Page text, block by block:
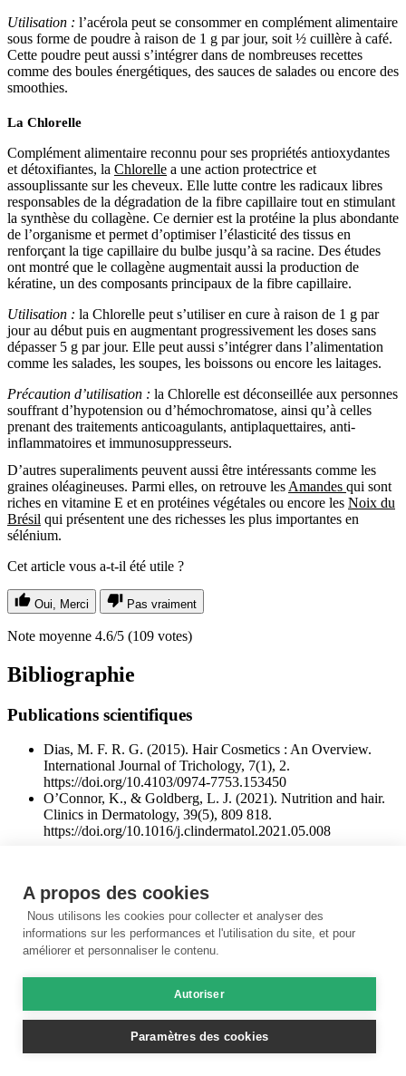
A propos des cookies
Nous utilisons les cookies pour collecter et analyser des
informations sur les performances et l'utilisation du site, et pour
améliorer et personnaliser le contenu.
Autoriser
Paramètres des cookies
Utilisation : l’acérola peut se consommer en complément alimentaire
sous forme de poudre à raison de 1 g par jour, soit ½ cuillère à café.
Cette poudre peut aussi s’intégrer dans de nombreuses recettes
comme des boules énergétiques, des sauces de salades ou encore des
smoothies.
La Chlorelle
Complément alimentaire reconnu pour ses propriétés antioxydantes
et détoxifiantes, la Chlorelle a une action protectrice et
assouplissante sur les cheveux. Elle lutte contre les radicaux libres
responsables de la dégradation de la fibre capillaire tout en stimulant
la synthèse du collagène. Ce dernier est la protéine la plus abondante
de l’organisme et permet d’optimiser l’élasticité des tissus en
renforçant la tige capillaire du bulbe jusqu’à sa racine. Des études
ont montré que le collagène augmentait aussi la production de
kératine, un des composants principaux de la fibre capillaire.
Utilisation : la Chlorelle peut s’utiliser en cure à raison de 1 g par
jour au début puis en augmentant progressivement les doses sans
dépasser 5 g par jour. Elle peut aussi s’intégrer dans l’alimentation
comme les salades, les soupes, les boissons ou encore les laitages.
Précaution d’utilisation : la Chlorelle est déconseillée aux personnes
souffrant d’hypotension ou d’hémochromatose, ainsi qu’à celles
prenant des traitements anticoagulants, antiplaquettaires, anti-
inflammatoires et immunosuppresseurs.
D’autres superaliments peuvent aussi être intéressants comme les
graines oléagineuses. Parmi elles, on retrouve les Amandes qui sont
riches en vitamine E et en protéines végétales ou encore les Noix du
Brésil qui présentent une des richesses les plus importantes en
sélénium.
Cet article vous a-t-il été utile ?
Oui, Merci Pas vraiment
Note moyenne 4.6/5 (109 votes)
Bibliographie
Publications scientifiques
Dias, M. F. R. G. (2015). Hair Cosmetics : An Overview.
International Journal of Trichology, 7(1), 2.
https://doi.org/10.4103/0974-7753.153450
O’Connor, K., & Goldberg, L. J. (2021). Nutrition and hair.
Clinics in Dermatology, 39(5), 809 818.
https://doi.org/10.1016/j.clindermatol.2021.05.008
Huvenne, S. (2017). Cosmétiques solides.
Hébert, E. (2020). Le grand livre des cosmétiques naturels.
Sites web
crème de soin capillaire eclat des cheveux à la noix de coco.
cheveux/802-creme-de-soin-capillaire-eclat-des-cheveux-au-
beurre-de-coco.html